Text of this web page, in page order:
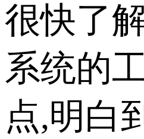
很快了
系统的
点,明白